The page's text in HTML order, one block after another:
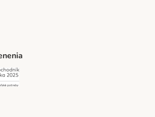
Security